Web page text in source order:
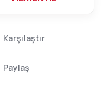
Karşılaştır
Paylaş